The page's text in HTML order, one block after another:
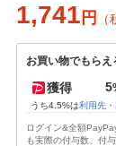
1,741 円 （
お買い物でもらえ
獲得 5
うち4.5%は利用先
ログイン&全額
も実際の付与数、付